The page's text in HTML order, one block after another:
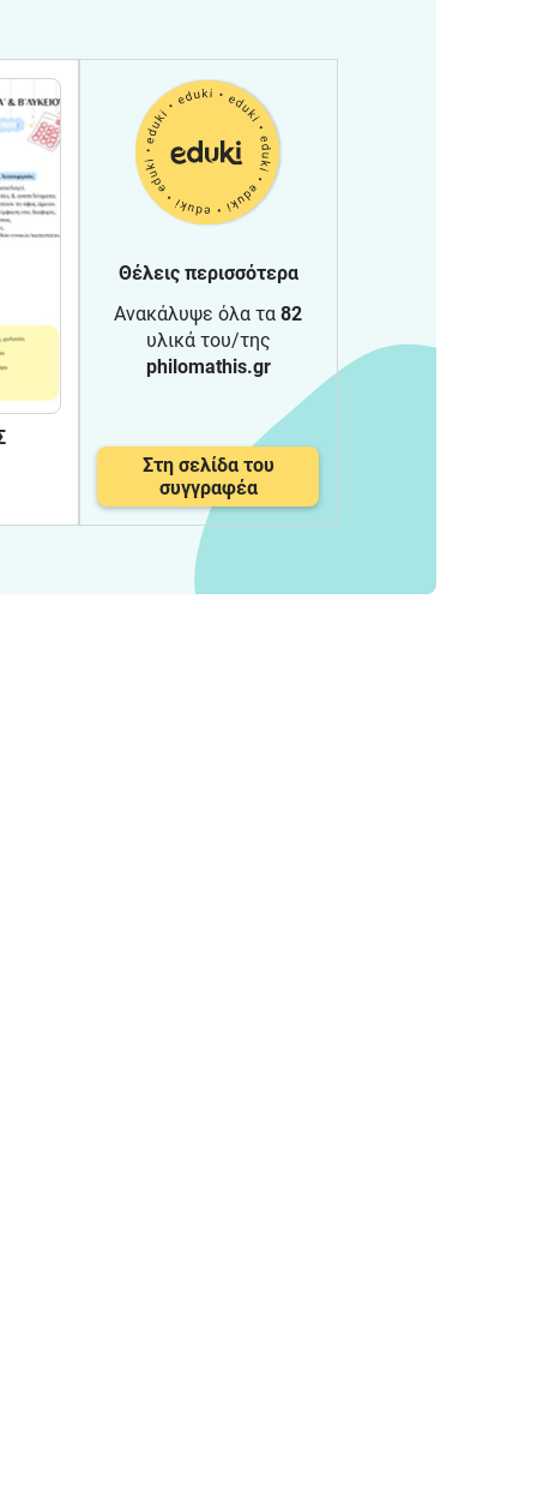
Θέλεις περισσότερα
Ανακάλυψε όλα τα 82
υλικά του/της
philomathis.gr
Στη σελίδα του
συγγραφέα